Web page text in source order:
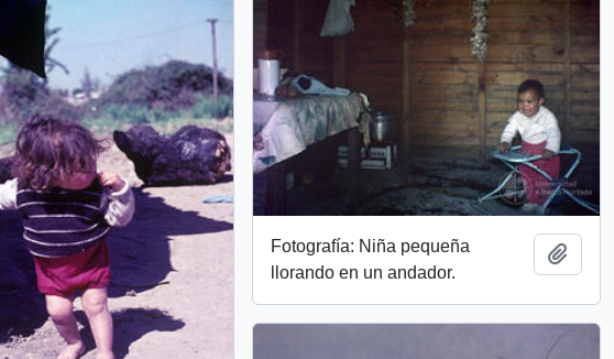
Fotografía: Niña pequeña
llorando en un andador.
Add